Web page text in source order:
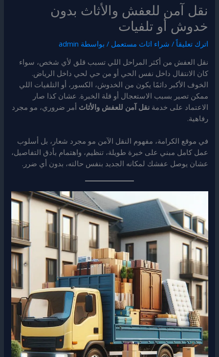
نقل آمن للعفش والأثاث بدون
خدوش أو تلفيات
اترك تعليقاً / شراء اثاث مستعمل / بواسطة admin
نقل العفش من أكثر المراحل اللي تسبب قلق لأي شخص، سواء
كان الانتقال داخل نفس الحي أو من حي لحي داخل الرياض.
الخوف الأكبر دائمًا يكون من الخدوش، الكسور، أو التلفيات اللي
ممكن تصير بسبب الاستعجال أو قلة الخبرة. عشان كذا صار
الاعتماد على خدمةنقل آمن للعفش والأثاث أمر ضروري، مو مجرد
رفاهية.
في موقع الكرامة، مفهوم النقل الآمن مو مجرد شعار، بل أسلوب
عمل كامل مبني على خبرة طويلة، تنظيم، واهتمام بأدق التفاصيل،
عشان يوصل عفشك لمكانه الجديد بنفس حالته، بدون أي ضرر.